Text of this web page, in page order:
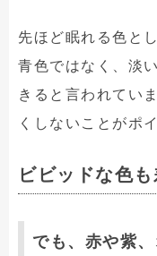
先ほど眠れる色と
青色ではなく、淡
きると言われてい
くしないことがポ
ビビッドな色
でも、赤や紫